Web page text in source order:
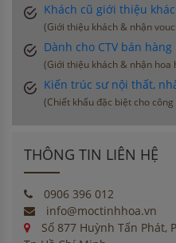
Khách cũ giới thiệu
(Giới thiệu khách & nhận
Dành cho CTV bán hàng
(Giới thiệu khách & nhận hoa
Kiến trúc sư nội thất,
(Chiết khấu đặc biệt cho
THÔNG TIN LIÊN HỆ
0906 396 012
info@moctinhhoa.vn
Số 877 Huỳnh Tấn Phát,